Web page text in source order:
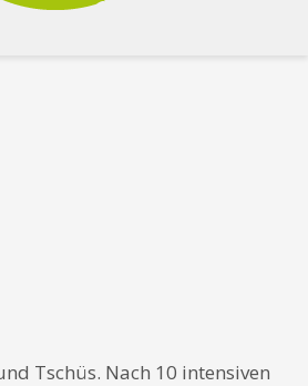
Tschüs. Nach 10 intensiven